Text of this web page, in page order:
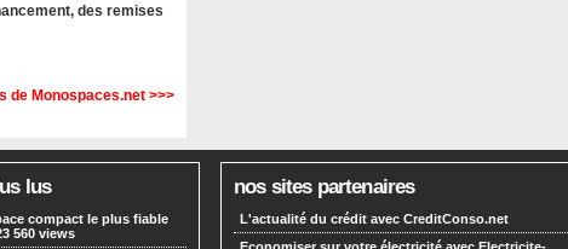
des remises
de Monospaces.net >>>
lus
compact le plus fiable
560 views
nos sites partenaires
L'actualité du crédit avec CreditConso.net